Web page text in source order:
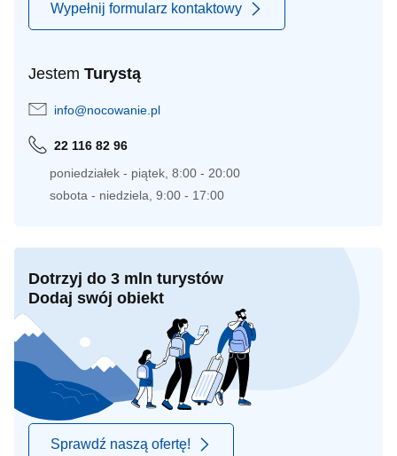
Wypełnij formularz kontaktowy
Jestem Turystą
info@nocowanie.pl
22 116 82 96
poniedziałek - piątek, 8:00 - 20:00
sobota - niedziela, 9:00 - 17:00
Dotrzyj do 3 mln turystów
Dodaj swój obiekt
Sprawdź naszą ofertę!